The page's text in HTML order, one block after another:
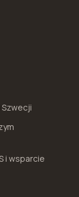
Szwecji
i wsparcie